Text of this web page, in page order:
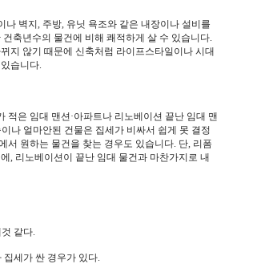
나 벽지 , 주방, 유닛 욕조와 같은 내장이나 설비를
건축년수의 물건에 비해 쾌적하게 살 수 있습니다.
지 않기 때문에 신축처럼 라이프스타일이나 시대
있습니다.
적은 임대 맨션 ·아파트나 리노베이션 끝난 임대 맨
나 얼마안된 건물은 집세가 비싸서 쉽게 못 결정
서 원하는 물건을 찾는 경우도 있습니다. 단, 리폼
, 리노베이션이 끝난 임대 물건과 마찬가지로 내
같다.
집세가 싼 경우가 있다.